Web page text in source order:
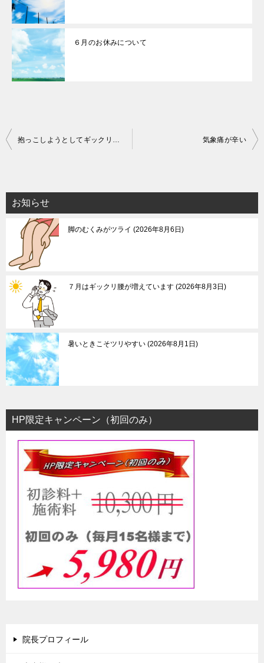
６月のお休みについて
投
ビ
ゲ
ョ
ン
抱っこしようとしてギックリ腰に 気象痛が辛い
お知らせ
脚のむくみがツライ 2026年8月6日
７月はギックリ腰が増えています 2026年8月3日
暑いときこそツリやすい 2026年8月1日
HP限定キャンペーン（初回のみ）
院長プロフィール